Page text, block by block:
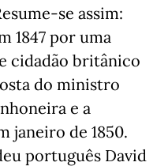
se assim:
1847 por uma
cidadão britânico
do ministro
e a
janeiro de 1850.
português David